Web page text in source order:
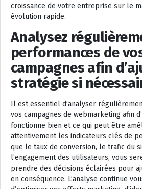
croissance de votre entreprise sur le
évolution rapide.
Analysez
performances de
campagnes afin
stratégie si
Il est essentiel d’analyser
vos campagnes de webmarketing afin
fonctionne bien et ce qui peut être
attentivement les indicateurs clés de
que le taux de conversion, le trafic du
l’engagement des utilisateurs, vous
prendre des décisions éclairées pour
en conséquence. L’analyse continue